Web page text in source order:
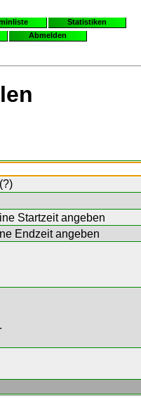
Statistiken
Abmelden
?)
Startzeit angeben
Endzeit angeben